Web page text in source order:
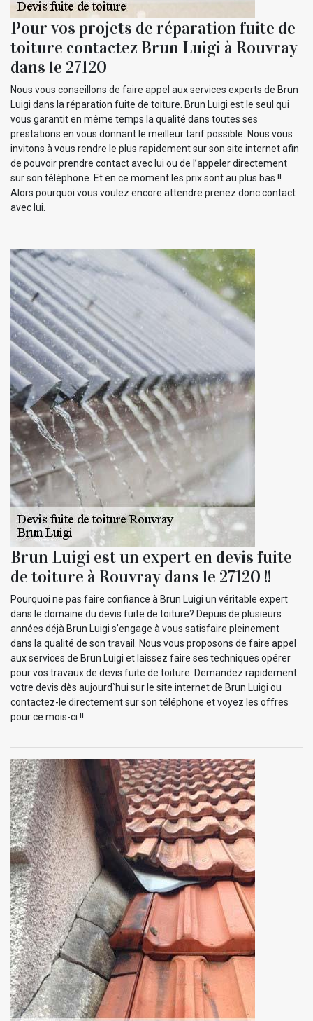
Pour vos projets de réparation fuite de
toiture contactez Brun Luigi à Rouvray
dans le 27120
Nous vous conseillons de faire appel aux services experts de Brun
Luigi dans la réparation fuite de toiture. Brun Luigi est le seul qui
vous garantit en même temps la qualité dans toutes ses
prestations en vous donnant le meilleur tarif possible. Nous vous
invitons à vous rendre le plus rapidement sur son site internet afin
de pouvoir prendre contact avec lui ou de l’appeler directement
sur son téléphone. Et en ce moment les prix sont au plus bas !!
Alors pourquoi vous voulez encore attendre prenez donc contact
avec lui.
Brun Luigi est un expert en devis fuite
de toiture à Rouvray dans le 27120 !!
Pourquoi ne pas faire confiance à Brun Luigi un véritable expert
dans le domaine du devis fuite de toiture? Depuis de plusieurs
années déjà Brun Luigi s’engage à vous satisfaire pleinement
dans la qualité de son travail. Nous vous proposons de faire appel
aux services de Brun Luigi et laissez faire ses techniques opérer
pour vos travaux de devis fuite de toiture. Demandez rapidement
votre devis dès aujourd`hui sur le site internet de Brun Luigi ou
contactez-le directement sur son téléphone et voyez les offres
pour ce mois-ci !!